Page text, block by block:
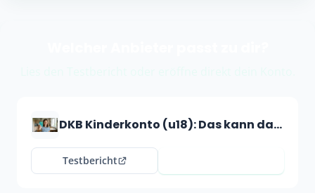
DKB Kinderkonto (u18): Das kann das kostenlose Konto für Kinder
Testbericht